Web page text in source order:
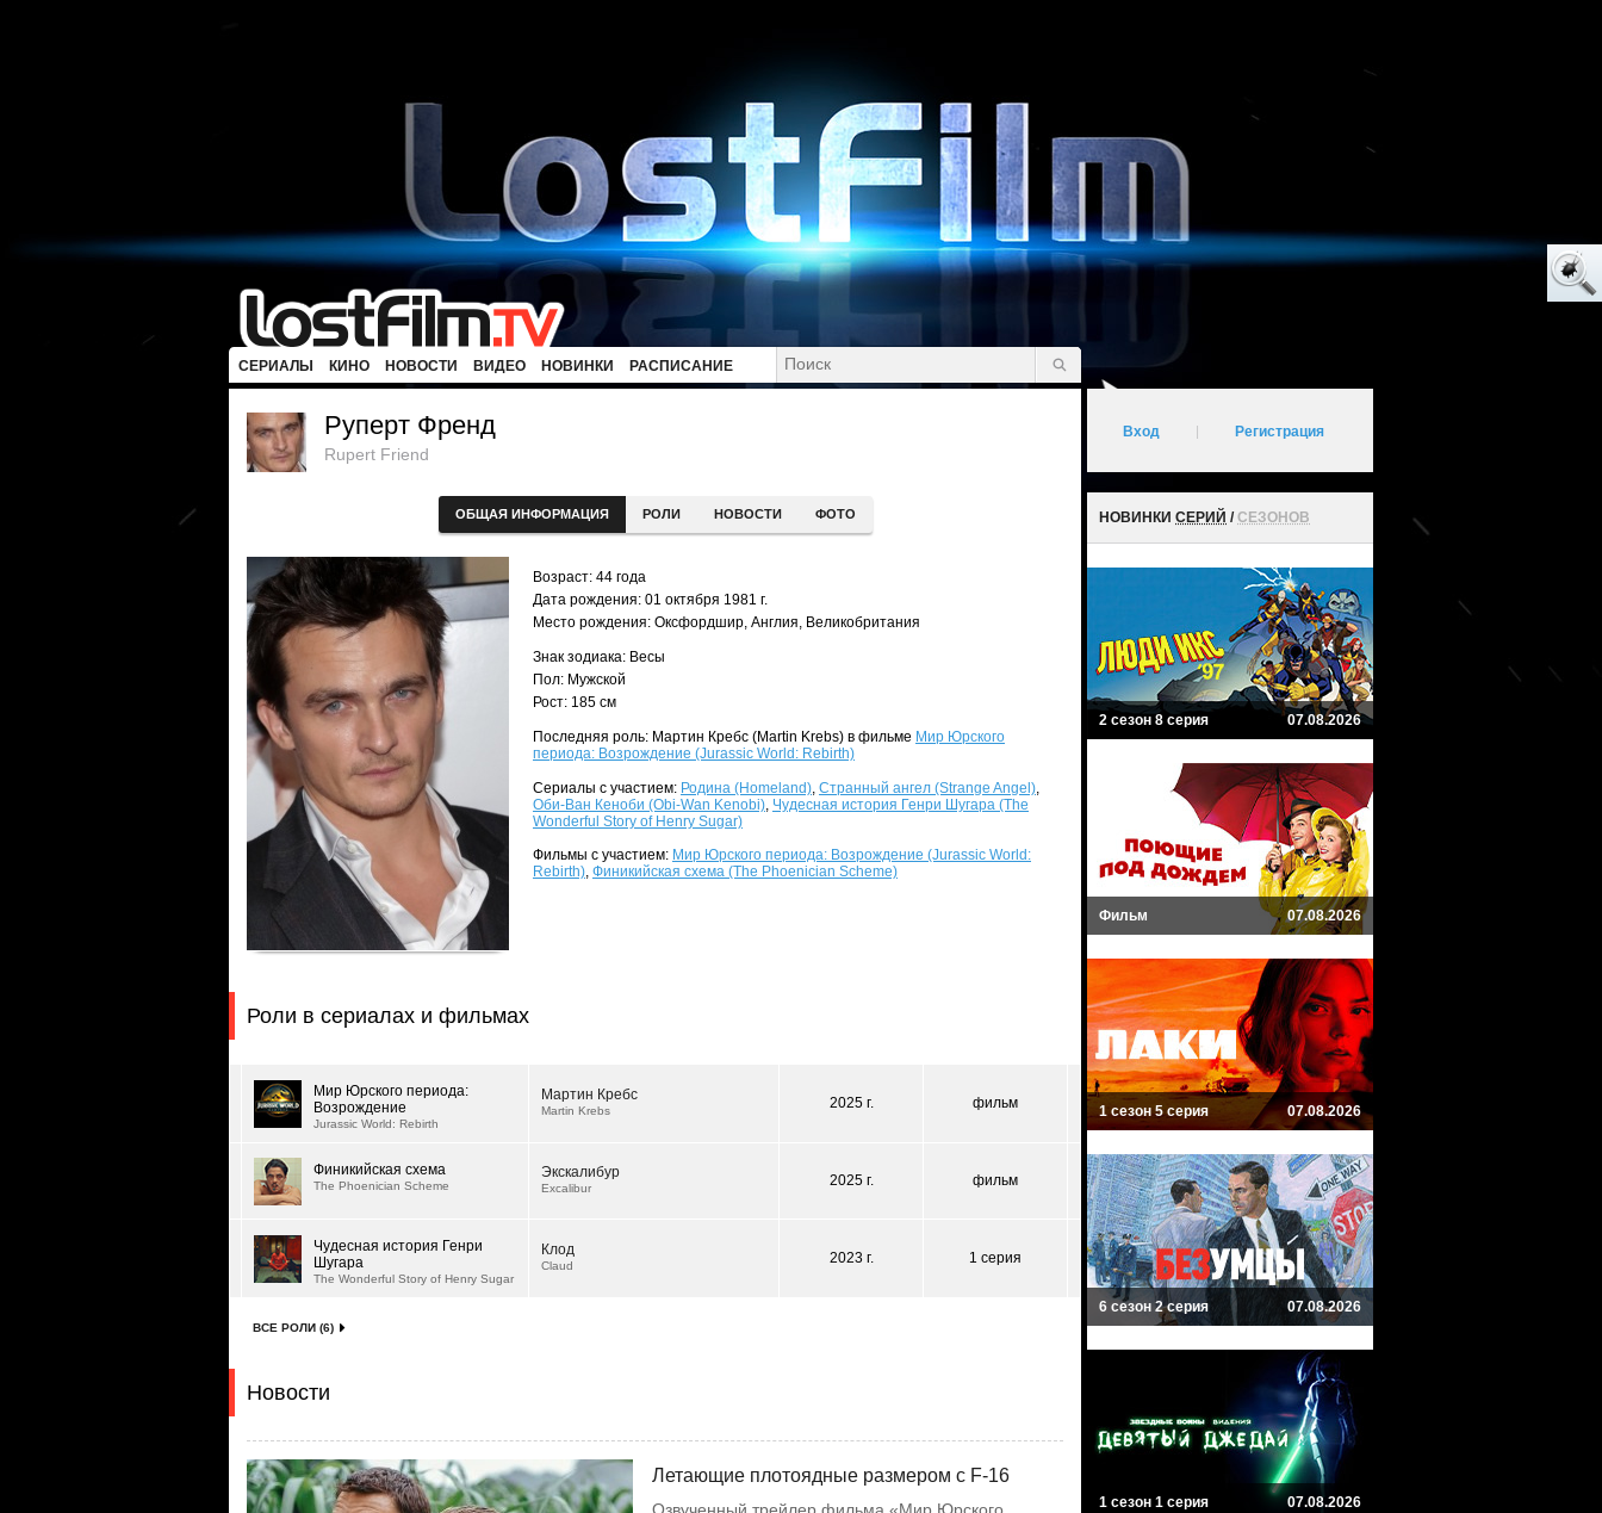
СЕРИАЛЫ КИНО НОВОСТИ ВИДЕО НОВИНКИ РАСПИСАНИЕ
Руперт Френд
Rupert Friend
ОБЩАЯ ИНФОРМАЦИЯ РОЛИ НОВОСТИ ФОТО
Возраст: 44 года
Дата рождения: 01 октября 1981 г.
Место рождения: Оксфордшир, Англия, Великобритания
Знак зодиака: Весы
Пол: Мужской
Рост: 185 см
Последняя роль: Мартин Кребс (Martin Krebs) в фильме Мир Юрского
периода: Возрождение (Jurassic World: Rebirth)
Сериалы с участием: Родина (Homeland), Странный ангел (Strange Angel),
Оби-Ван Кеноби (Obi-Wan Kenobi), Чудесная история Генри Шугара (The
Wonderful Story of Henry Sugar)
Фильмы с участием: Мир Юрского периода: Возрождение (Jurassic World:
Rebirth), Финикийская схема (The Phoenician Scheme)
Роли в сериалах и фильмах
Мир Юрского периода:
Возрождение
Jurassic World: Rebirth
Мартин Кребс
Martin Krebs 2025 г. фильм
Финикийская схема
The Phoenician Scheme
Экскалибур
Excalibur 2025 г. фильм
Чудесная история Генри
Шугара
The Wonderful Story of Henry Sugar
Клод
Claud 2023 г. 1 серия
ВСЕ РОЛИ (6)
Новости
Летающие плотоядные размером с F-16
Вход Регистрация
НОВИНКИ СЕРИЙ /СЕЗОНОВ
2 сезон 8 серия 07.08.2026
Фильм 07.08.2026
1 сезон 5 серия 07.08.2026
6 сезон 2 серия 07.08.2026
1 сезон 1 серия 07.08.2026